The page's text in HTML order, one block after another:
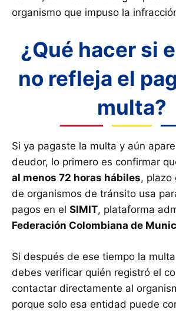
organismo que impuso la
¿Qué hacer si
no refleja el
multa?
Si ya pagaste la multa y aún
deudor, lo primero es confirmar
al menos 72 horas hábiles, plazo
de organismos de tránsito usa
pagos en el SIMIT, plataforma
Federación Colombiana de
Si después de ese tiempo la
debes verificar quién registró el
contactar directamente al
porque solo esa entidad puede